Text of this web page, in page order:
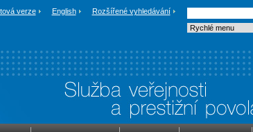
verze English Rozšířené vyhledávání